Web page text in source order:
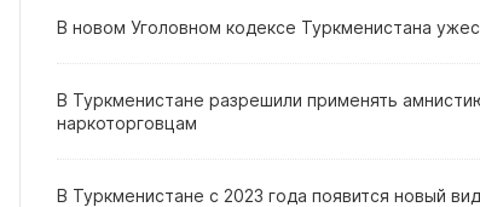
В новом Уголовном кодексе Туркменистана
В Туркменистане разрешили применять
наркоторговцам
В Туркменистане с 2023 года появится новый